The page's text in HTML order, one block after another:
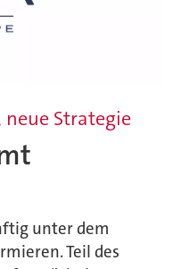
neue Strategie
unter dem
Teil des